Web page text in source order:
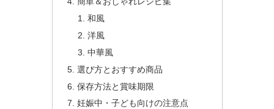
和風
洋風
中華風
選び方とおすすめ商品
保存方法と賞味期限
妊娠中・子ども向けの注意点